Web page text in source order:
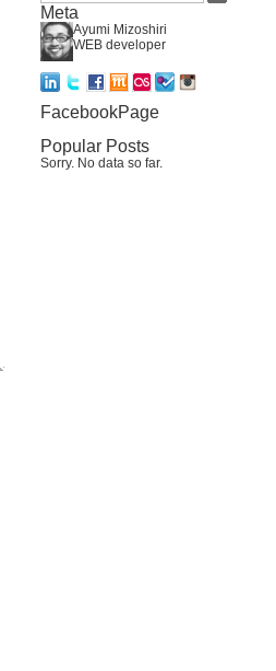
Meta
Ayumi Mizoshiri
WEB developer
FacebookPage
Popular Posts
Sorry. No data so far.